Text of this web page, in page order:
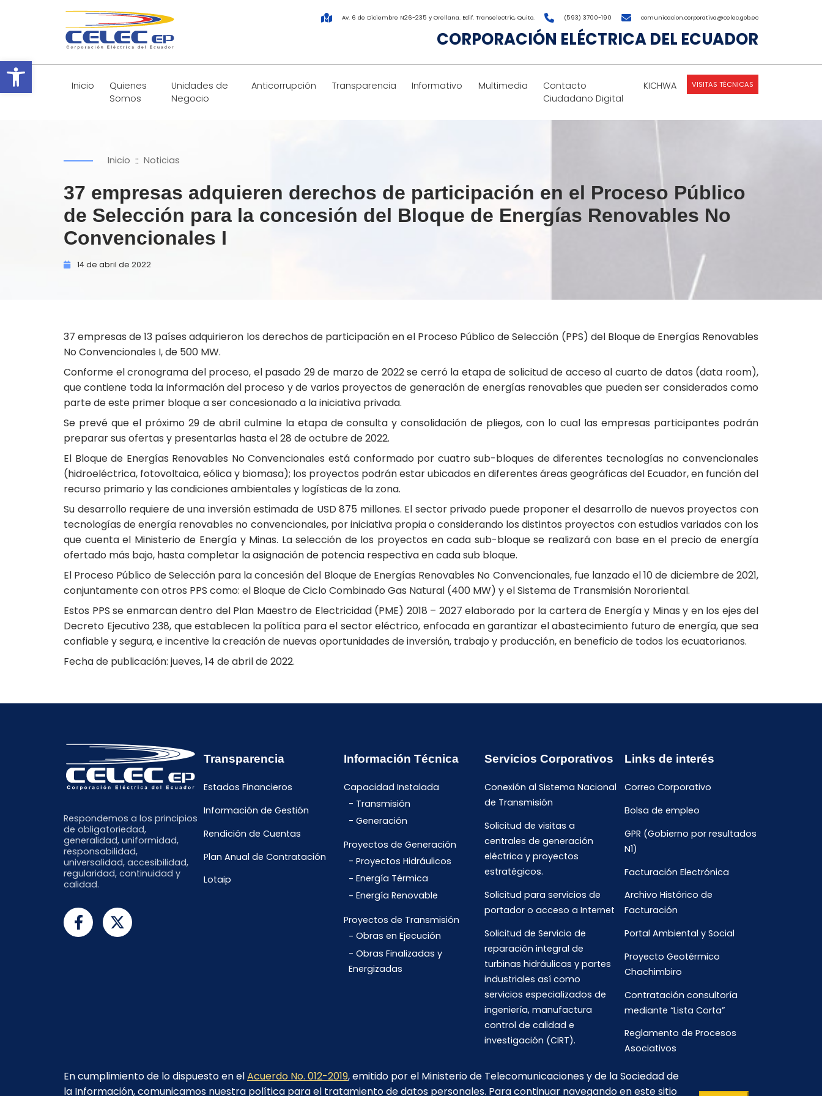
Abrir barra de herramientas
Av. 6 de Diciembre N26-235 y Orellana. Edif. Transelectric, Quito. (593) 3700-190 comunicacion.corporativa@celec.gob.ec
CORPORACIÓN ELÉCTRICA DEL ECUADOR
Inicio
Quienes
Somos
Unidades de
Negocio
Anticorrupción Transparencia Informativo Multimedia
Contacto
Ciudadano Digital
KICHWA VISITAS TÉCNICAS
Inicio :: Noticias
37 empresas adquieren derechos de participación en el Proceso Público
de Selección para la concesión del Bloque de Energías Renovables No
Convencionales I
14 de abril de 2022
37 empresas de 13 países adquirieron los derechos de participación en el Proceso Público de Selección (PPS) del Bloque de Energías Renovables
No Convencionales I, de 500 MW.
Conforme el cronograma del proceso, el pasado 29 de marzo de 2022 se cerró la etapa de solicitud de acceso al cuarto de datos (data room),
que contiene toda la información del proceso y de varios proyectos de generación de energías renovables que pueden ser considerados como
parte de este primer bloque a ser concesionado a la iniciativa privada.
Se prevé que el próximo 29 de abril culmine la etapa de consulta y consolidación de pliegos, con lo cual las empresas participantes podrán
preparar sus ofertas y presentarlas hasta el 28 de octubre de 2022.
El Bloque de Energías Renovables No Convencionales está conformado por cuatro sub-bloques de diferentes tecnologías no convencionales
(hidroeléctrica, fotovoltaica, eólica y biomasa); los proyectos podrán estar ubicados en diferentes áreas geográficas del Ecuador, en función del
recurso primario y las condiciones ambientales y logísticas de la zona.
Su desarrollo requiere de una inversión estimada de USD 875 millones. El sector privado puede proponer el desarrollo de nuevos proyectos con
tecnologías de energía renovables no convencionales, por iniciativa propia o considerando los distintos proyectos con estudios variados con los
que cuenta el Ministerio de Energía y Minas. La selección de los proyectos en cada sub-bloque se realizará con base en el precio de energía
ofertado más bajo, hasta completar la asignación de potencia respectiva en cada sub bloque.
El Proceso Público de Selección para la concesión del Bloque de Energías Renovables No Convencionales, fue lanzado el 10 de diciembre de 2021,
conjuntamente con otros PPS como: el Bloque de Ciclo Combinado Gas Natural (400 MW) y el Sistema de Transmisión Nororiental.
Estos PPS se enmarcan dentro del Plan Maestro de Electricidad (PME) 2018 – 2027 elaborado por la cartera de Energía y Minas y en los ejes del
Decreto Ejecutivo 238, que establecen la política para el sector eléctrico, enfocada en garantizar el abastecimiento futuro de energía, que sea
confiable y segura, e incentive la creación de nuevas oportunidades de inversión, trabajo y producción, en beneficio de todos los ecuatorianos.
Fecha de publicación: jueves, 14 de abril de 2022.
Respondemos a los principios
de obligatoriedad,
generalidad, uniformidad,
responsabilidad,
universalidad, accesibilidad,
regularidad, continuidad y
calidad.
Transparencia
Estados Financieros
Información de Gestión
Rendición de Cuentas
Plan Anual de Contratación
Lotaip
Información Técnica
Capacidad Instalada
Transmisión
Generación
Proyectos de Generación
Proyectos Hidráulicos
Energía Térmica
Energía Renovable
Proyectos de Transmisión
Obras en Ejecución
Obras Finalizadas y
Energizadas
Servicios Corporativos
Conexión al Sistema Nacional
de Transmisión
Solicitud de visitas a
centrales de generación
eléctrica y proyectos
estratégicos.
Solicitud para servicios de
portador o acceso a Internet
Solicitud de Servicio de
reparación integral de
turbinas hidráulicas y partes
industriales así como
servicios especializados de
ingeniería, manufactura
control de calidad e
investigación (CIRT).
Links de interés
Correo Corporativo
Bolsa de empleo
GPR (Gobierno por resultados
N1)
Facturación Electrónica
Archivo Histórico de
Facturación
Portal Ambiental y Social
Proyecto Geotérmico
Chachimbiro
Contratación consultoría
mediante “Lista Corta”
Reglamento de Procesos
Asociativos
En cumplimiento de lo dispuesto en elAcuerdo No. 012-2019, emitido por el Ministerio de Telecomunicaciones y de la Sociedad de
la Información, comunicamos nuestra política para el tratamiento de datos personales. Para continuar navegando en este sitio